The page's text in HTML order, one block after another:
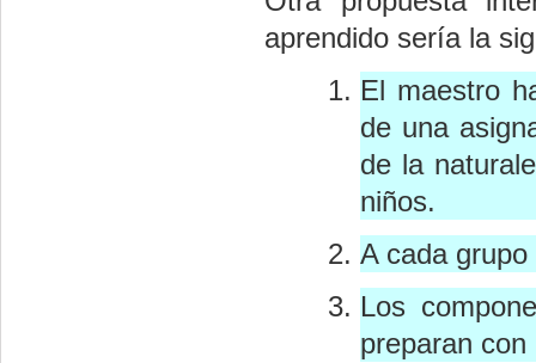
aprendido sería la
El maestro
de una
de la
niños.
A cada
Los
preparan